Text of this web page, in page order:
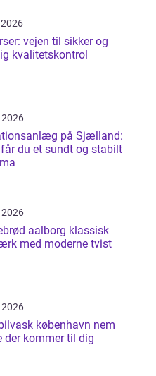
vejen til sikker og
kvalitetskontrol
2026
på Sjælland:
du et sundt og stabilt
aalborg klassisk
med moderne tvist
københavn nem
der kommer til dig